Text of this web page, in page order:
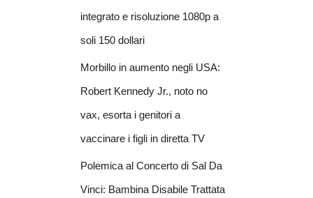
integrato e risoluzione 1080p a
soli 150 dollari
Morbillo in aumento negli USA:
Robert Kennedy Jr., noto no
vax, esorta i genitori a
vaccinare i figli in diretta TV
Polemica al Concerto di Sal Da
Vinci: Bambina Disabile Trattata